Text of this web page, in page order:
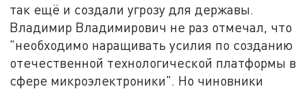
так ещё и создали угрозу для державы.
Владимир Владимирович не раз отмечал, что
"необходимо наращивать усилия по созданию
отечественной технологической платформы в
сфере микроэлектроники". Но чиновники